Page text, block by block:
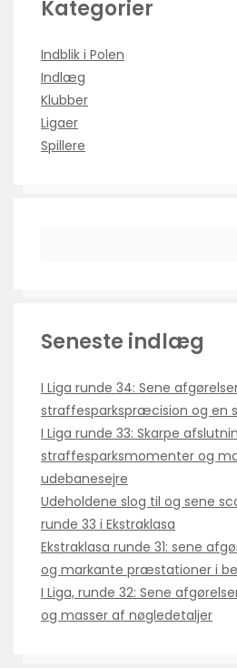
Kategorier
Indblik i Polen
Indlæg
Klubber
Ligaer
Spillere
Seneste indlæg
I Liga runde 34: Sene
straffesparkspræcision og en
I Liga runde 33: Skarpe
straffesparksmomenter og
udebanesejre
Udeholdene slog til og sene
runde 33 i Ekstraklasa
Ekstraklasa runde 31: sene
og markante præstationer i
I Liga, runde 32: Sene
og masser af nøgledetaljer